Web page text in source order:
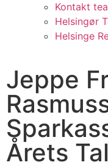
Kontakt
Helsingør
Helsinge
Jeppe
Årets